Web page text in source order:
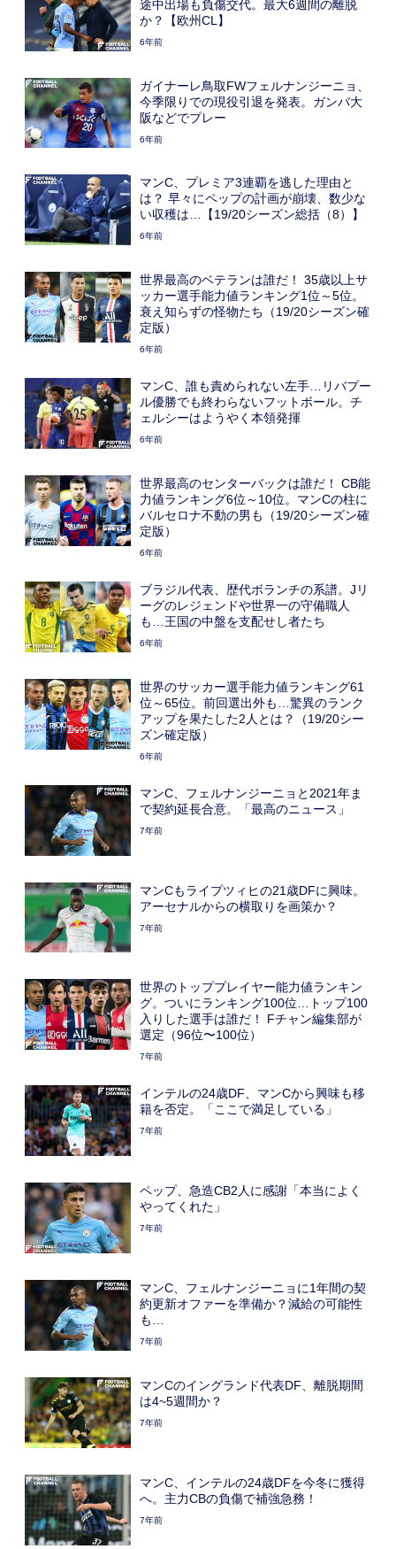
途中出場も負傷交代。最大6週間の離脱
か？【欧州CL】
6年前
ガイナーレ鳥取FWフェルナンジーニョ、
今季限りでの現役引退を発表。ガンバ大
阪などでプレー
6年前
マンC、プレミア3連覇を逃した理由と
は？ 早々にペップの計画が崩壊、数少な
い収穫は…【19/20シーズン総括（8）】
6年前
世界最高のベテランは誰だ！ 35歳以上サ
ッカー選手能力値ランキング1位～5位。
衰え知らずの怪物たち（19/20シーズン確
定版）
6年前
マンC、誰も責められない左手…リバプー
ル優勝でも終わらないフットボール。チ
ェルシーはようやく本領発揮
6年前
世界最高のセンターバックは誰だ！ CB能
力値ランキング6位～10位。マンCの柱に
バルセロナ不動の男も（19/20シーズン確
定版）
6年前
ブラジル代表、歴代ボランチの系譜。Jリ
ーグのレジェンドや世界一の守備職人
も…王国の中盤を支配せし者たち
6年前
世界のサッカー選手能力値ランキング61
位～65位。前回選出外も…驚異のランク
アップを果たした2人とは？（19/20シー
ズン確定版）
6年前
マンC、フェルナンジーニョと2021年ま
で契約延長合意。「最高のニュース」
7年前
マンCもライプツィヒの21歳DFに興味。
アーセナルからの横取りを画策か？
7年前
世界のトッププレイヤー能力値ランキン
グ。ついにランキング100位…トップ100
入りした選手は誰だ！ Fチャン編集部が
選定（96位〜100位）
7年前
インテルの24歳DF、マンCから興味も移
籍を否定。「ここで満足している」
7年前
ペップ、急造CB2人に感謝「本当によく
やってくれた」
7年前
マンC、フェルナンジーニョに1年間の契
約更新オファーを準備か？減給の可能性
も…
7年前
マンCのイングランド代表DF、離脱期間
は4~5週間か？
7年前
マンC、インテルの24歳DFを今冬に獲得
へ。主力CBの負傷で補強急務！
7年前